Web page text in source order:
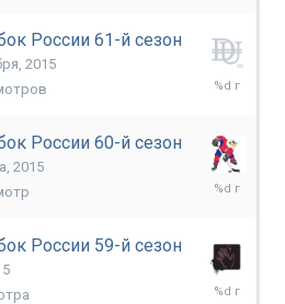
России 61-й сезон
2015
18
России 60-й сезон
2015
10
России 59-й сезон
1